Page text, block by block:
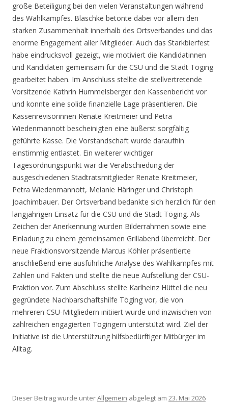
große Beteiligung bei den vielen Veranstaltungen während
des Wahlkampfes. Blaschke betonte dabei vor allem den
starken Zusammenhalt innerhalb des Ortsverbandes und das
enorme Engagement aller Mitglieder. Auch das Starkbierfest
habe eindrucksvoll gezeigt, wie motiviert die Kandidatinnen
und Kandidaten gemeinsam für die CSU und die Stadt Töging
gearbeitet haben. Im Anschluss stellte die stellvertretende
Vorsitzende Kathrin Hummelsberger den Kassenbericht vor
und konnte eine solide finanzielle Lage präsentieren. Die
Kassenrevisorinnen Renate Kreitmeier und Petra
Wiedenmannott bescheinigten eine äußerst sorgfältig
geführte Kasse. Die Vorstandschaft wurde daraufhin
einstimmig entlastet. Ein weiterer wichtiger
Tagesordnungspunkt war die Verabschiedung der
ausgeschiedenen Stadtratsmitglieder Renate Kreitmeier,
Petra Wiedenmannott, Melanie Häringer und Christoph
Joachimbauer. Der Ortsverband bedankte sich herzlich für den
langjährigen Einsatz für die CSU und die Stadt Töging. Als
Zeichen der Anerkennung wurden Bilderrahmen sowie eine
Einladung zu einem gemeinsamen Grillabend überreicht. Der
neue Fraktionsvorsitzende Marcus Köhler präsentierte
anschließend eine ausführliche Analyse des Wahlkampfes mit
Zahlen und Fakten und stellte die neue Aufstellung der CSU-
Fraktion vor. Zum Abschluss stellte Karlheinz Hüttel die neu
gegründete Nachbarschaftshilfe Töging vor, die von
mehreren CSU-Mitgliedern initiiert wurde und inzwischen von
zahlreichen engagierten Tögingern unterstützt wird. Ziel der
Initiative ist die Unterstützung hilfsbedürftiger Mitbürger im
Alltag.
Dieser Beitrag wurde unterAllgemein abgelegt am 23. Mai 2026